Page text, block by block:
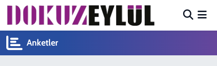
Anketler
Hava Durumu